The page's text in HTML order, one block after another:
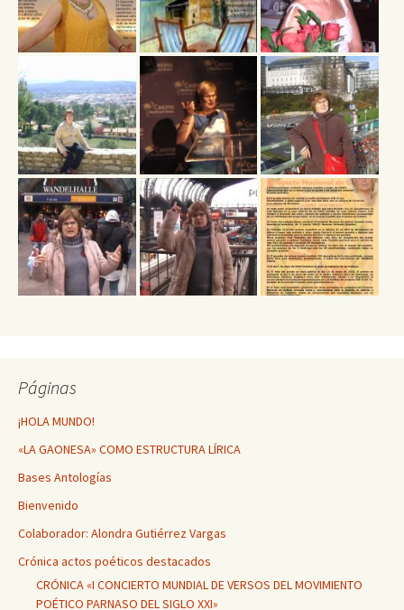
Páginas
¡HOLA MUNDO!
«LA GAONESA» COMO ESTRUCTURA LÍRICA
Bases Antologías
Bienvenido
Colaborador: Alondra Gutiérrez Vargas
Crónica actos poéticos destacados
CRÓNICA «I CONCIERTO MUNDIAL DE VERSOS DEL MOVIMIENTO
POÉTICO PARNASO DEL SIGLO XXI»